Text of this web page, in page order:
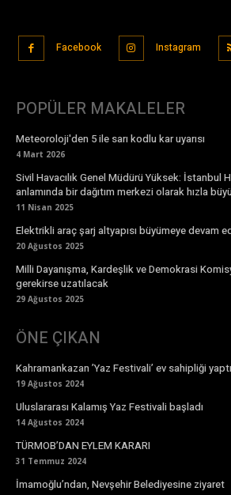
Facebook Instagram
POPÜLER MAKALELER
Meteoroloji'den 5 ile sarı kodlu kar uyarısı
4 Mart 2026
Sivil Havacılık Genel Müdürü Yüksek: İstanbul
anlamında bir dağıtım merkezi olarak hızla
11 Nisan 2025
Elektrikli araç şarj altyapısı büyümeye devam
20 Ağustos 2025
Milli Dayanışma, Kardeşlik ve Demokrasi
gerekirse uzatılacak
29 Ağustos 2025
ÖNE ÇIKAN
Kahramankazan ’Yaz Festivali’ ev sahipliği yaptı
19 Ağustos 2024
Uluslararası Kalamış Yaz Festivali başladı
14 Ağustos 2024
TÜRMOB’DAN EYLEM KARARI
31 Temmuz 2024
İmamoğlu’ndan, Nevşehir Belediyesine ziyaret